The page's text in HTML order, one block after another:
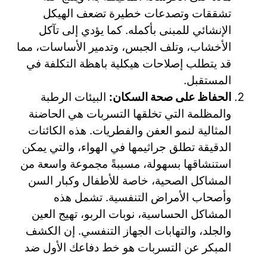
تشققات وتصدعات خطيرة تضعف الهيكل
الإنشائي للمبنى بأكمله. كما يؤدي إلى تآكل
الأخشاب، وتلف الجبس، وتدمير الأساسات، مما
قد يتطلب إصلاحات هيكلية باهظة التكلفة في
المستقبل.
الحفاظ على صحة السكان: البيئات الرطبة
والمظلمة التي تخلقها التسربات هي الحاضنة
المثالية لنمو العفن والفطريات. هذه الكائنات
الدقيقة تطلق جراثيمها في الهواء، والتي يمكن
استنشاقها بسهولة، مسببةً مجموعة واسعة من
المشاكل الصحية، خاصة للأطفال وكبار السن
وأصحاب الأمراض التنفسية. تشمل هذه
المشاكل الحساسية، نوبات الربو، تهيج العين
والجلد، والتهابات الجهاز التنفسي. إن الكشف
المبكر عن التسربات هو خط دفاعك الأول ضد